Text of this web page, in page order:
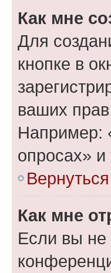
Как мне
Для
кнопке в
ваших
Например:
опросах» и
Как мне
Если вы не